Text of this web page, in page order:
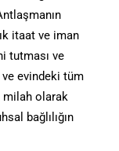
itaat ve iman
tutması ve
evindeki tüm
milah olarak
bağlılığın